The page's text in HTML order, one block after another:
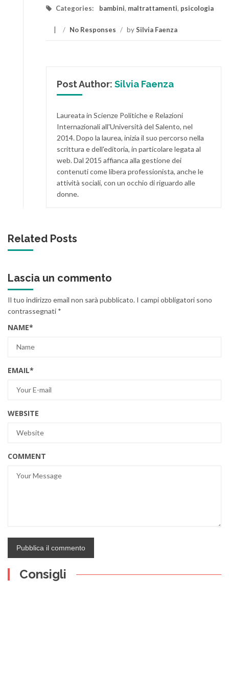
Categories: bambini, maltrattamenti, psicologia
/ No Responses / bySilvia Faenza
Post Author: Silvia Faenza
Laureata in Scienze Politiche e Relazioni
Internazionali all'Università del Salento, nel
2014. Dopo la laurea, inizia il suo percorso nella
scrittura e dell'editoria, in particolare legata al
web. Dal 2015 affianca alla gestione dei
contenuti come libera professionista, anche le
attività sociali, con un occhio di riguardo alle
donne.
Related Posts
Lascia un commento
Il tuo indirizzo email non sarà pubblicato. I campi obbligatori sono
contrassegnati *
NAME*
EMAIL*
WEBSITE
COMMENT
Consigli